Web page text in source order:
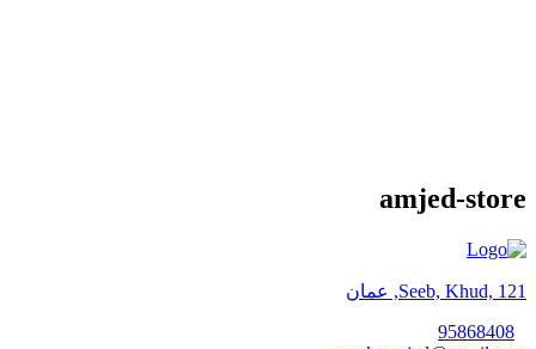
amjed-store
Seeb, Khud, 121, عمان
95868408